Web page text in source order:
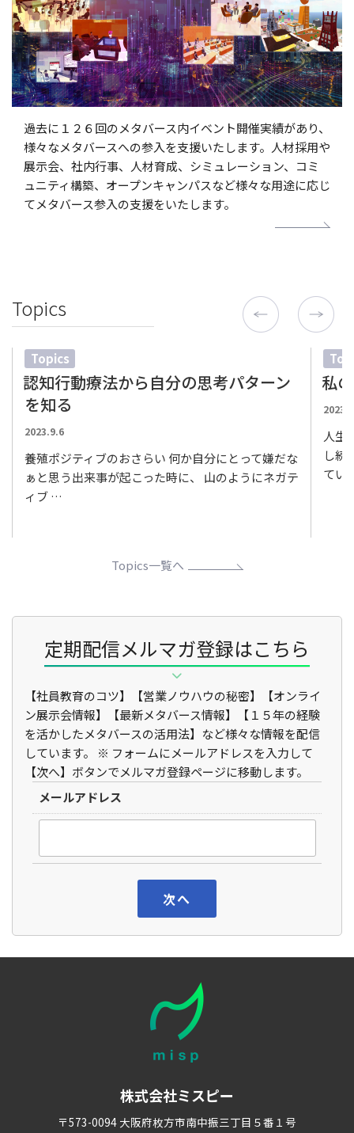
過去に１２６回のメタバース内イベント開催実績があり、
様々なメタバースへの参入を支援いたします。人材採用や
展示会、社内行事、人材育成、シミュレーション、コミ
ュニティ構築、オープンキャンパスなど様々な用途に応じ
てメタバース参入の支援をいたします。
Topics
Topics
認知行動療法から自分の思考パターン
を知る
投
日:
2023.9.6
養殖ポジティブのおさらい 何か自分にとって嫌だな
ぁと思う出来事が起こった時に、 山のようにネガテ
ィブ …
私
投
日:
人生
し続
てい
Topics一覧へ
定期配信メルマガ登録はこちら
【社員教育のコツ】【営業ノウハウの秘密】【オンライ
ン展示会情報】【最新メタバース情報】【１５年の経験
を活かしたメタバースの活用法】など様々な情報を配信
しています。 ※ フォームにメールアドレスを入力して
【次へ】ボタンでメルマガ登録ページに移動します。
メールアドレス
株式会社ミスピー
〒573-0094 大阪府枚方市南中振三丁目５番１号